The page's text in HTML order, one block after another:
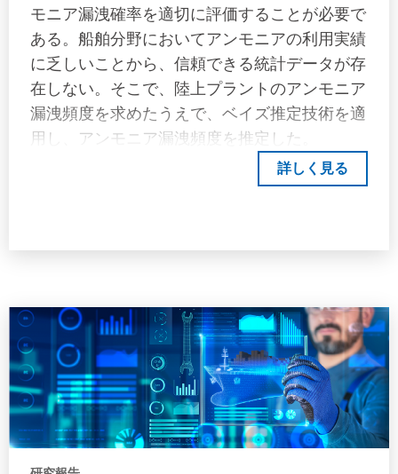
response that should be considered in the safe
operation of container vessels is discussed.
モニア漏洩確率を適切に評価することが必要で
ある。船舶分野においてアンモニアの利用実績
に乏しいことから、信頼できる統計データが存
在しない。そこで、陸上プラントのアンモニア
漏洩頻度を求めたうえで、ベイズ推定技術を適
用し、アンモニア漏洩頻度を推定した。
詳しく見る